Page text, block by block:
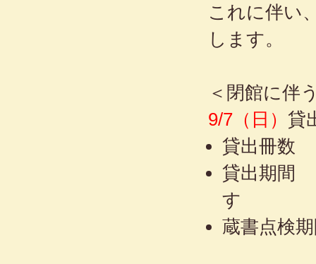
これに伴い
します。
＜閉館に
9/7（日） 貸
貸出冊
貸出期間
す
蔵書点検